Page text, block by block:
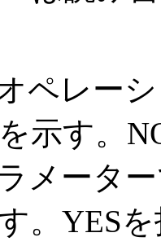
ペレー
示す。
メータ
。YES